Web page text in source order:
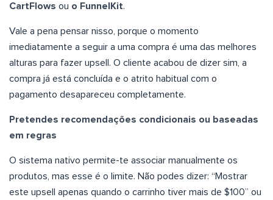
CartFlows ou o FunnelKit.
Vale a pena pensar nisso, porque o momento
imediatamente a seguir a uma compra é uma das melhores
alturas para fazer upsell. O cliente acabou de dizer sim, a
compra já está concluída e o atrito habitual com o
pagamento desapareceu completamente.
Pretendes recomendações condicionais ou baseadas
em regras
O sistema nativo permite-te associar manualmente os
produtos, mas esse é o limite. Não podes dizer: “Mostrar
este upsell apenas quando o carrinho tiver mais de $100” ou